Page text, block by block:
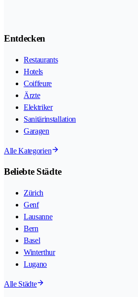
Entdecken
Restaurants
Hotels
Coiffeure
Ärzte
Elektriker
Sanitärinstallation
Garagen
Alle Kategorien
Beliebte Städte
Zürich
Genf
Lausanne
Bern
Basel
Winterthur
Lugano
Alle Städte